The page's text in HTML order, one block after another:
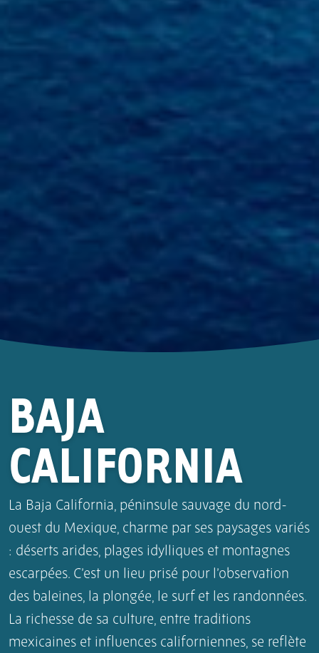
BAJA
CALIFORNIA
La Baja California, péninsule sauvage du nord-
ouest du Mexique, charme par ses paysages variés
: déserts arides, plages idylliques et montagnes
escarpées. C’est un lieu prisé pour l’observation
des baleines, la plongée, le surf et les randonnées.
La richesse de sa culture, entre traditions
mexicaines et influences californiennes, se reflète